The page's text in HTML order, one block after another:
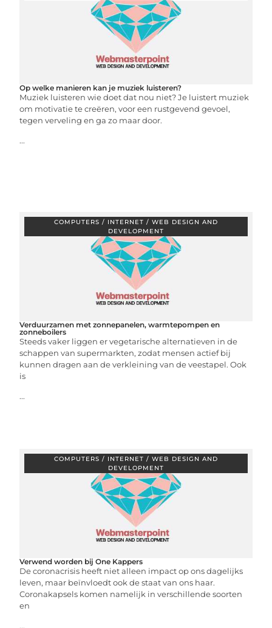
Op welke manieren kan je muziek luisteren?
Muziek luisteren wie doet dat nou niet? Je luistert muziek
om motivatie te creëren, voor een rustgevend gevoel,
tegen verveling en ga zo maar door.
...
COMPUTERS / INTERNET / WEB DESIGN AND
DEVELOPMENT
Verduurzamen met zonnepanelen, warmtepompen en
zonneboilers
Steeds vaker liggen er vegetarische alternatieven in de
schappen van supermarkten, zodat mensen actief bij
kunnen dragen aan de verkleining van de veestapel. Ook
is
...
COMPUTERS / INTERNET / WEB DESIGN AND
DEVELOPMENT
Verwend worden bij One Kappers
De coronacrisis heeft niet alleen impact op ons dagelijks
leven, maar beïnvloedt ook de staat van ons haar.
Coronakapsels komen namelijk in verschillende soorten
en
...